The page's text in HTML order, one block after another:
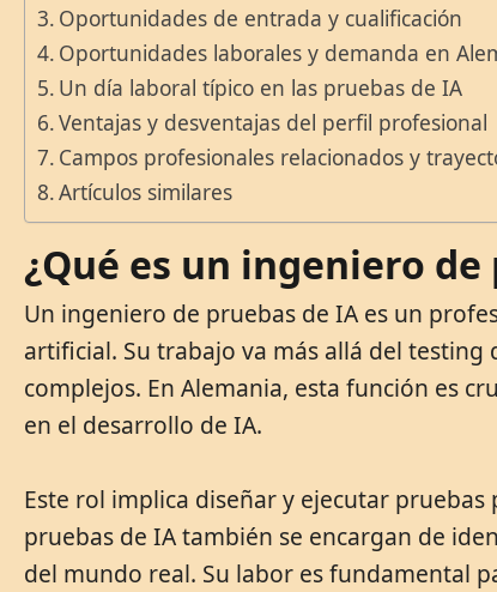
Oportunidades de entrada y cualificación
Oportunidades laborales y demanda en
Un día laboral típico en las pruebas de IA
Ventajas y desventajas del perfil profesional
Campos profesionales relacionados y
Artículos similares
¿Qué es un ingeniero de
Un ingeniero de pruebas de IA es un
artificial. Su trabajo va más allá del
complejos. En Alemania, esta función es
en el desarrollo de IA.
Este rol implica diseñar y ejecutar
pruebas de IA también se encargan de
del mundo real. Su labor es fundamental